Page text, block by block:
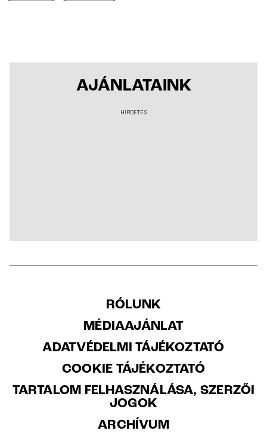
AJÁNLATAINK
HIRDETÉS
RÓLUNK
MÉDIAAJÁNLAT
ADATVÉDELMI TÁJÉKOZTATÓ
COOKIE TÁJÉKOZTATÓ
TARTALOM FELHASZNÁLÁSA, SZERZŐI
JOGOK
ARCHÍVUM